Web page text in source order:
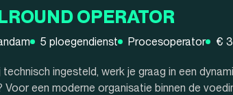
OPERATOR
5 ploegendienst Procesoperator €
technisch ingesteld, werk je graag in een
Voor een moderne organisatie binnen de